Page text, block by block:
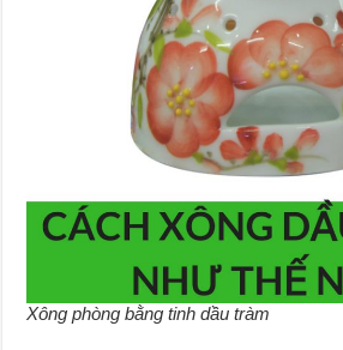
Xông phòng bằng tinh dầu tràm